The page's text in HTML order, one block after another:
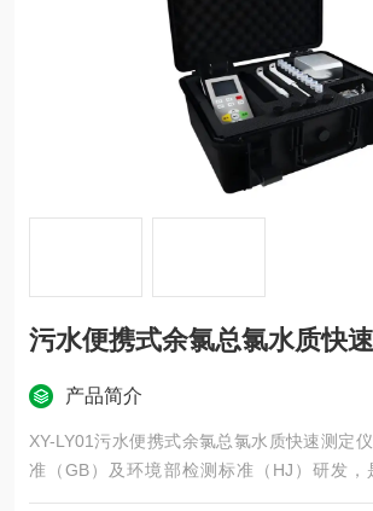
污水便携式余氯总氯水质快
产品简介
XY-LY01污水便携式余氯总氯水质快速测定
准（GB）及环境部检测标准（HJ）研发，
惯，以一线检测人员更简单、准确的检测为